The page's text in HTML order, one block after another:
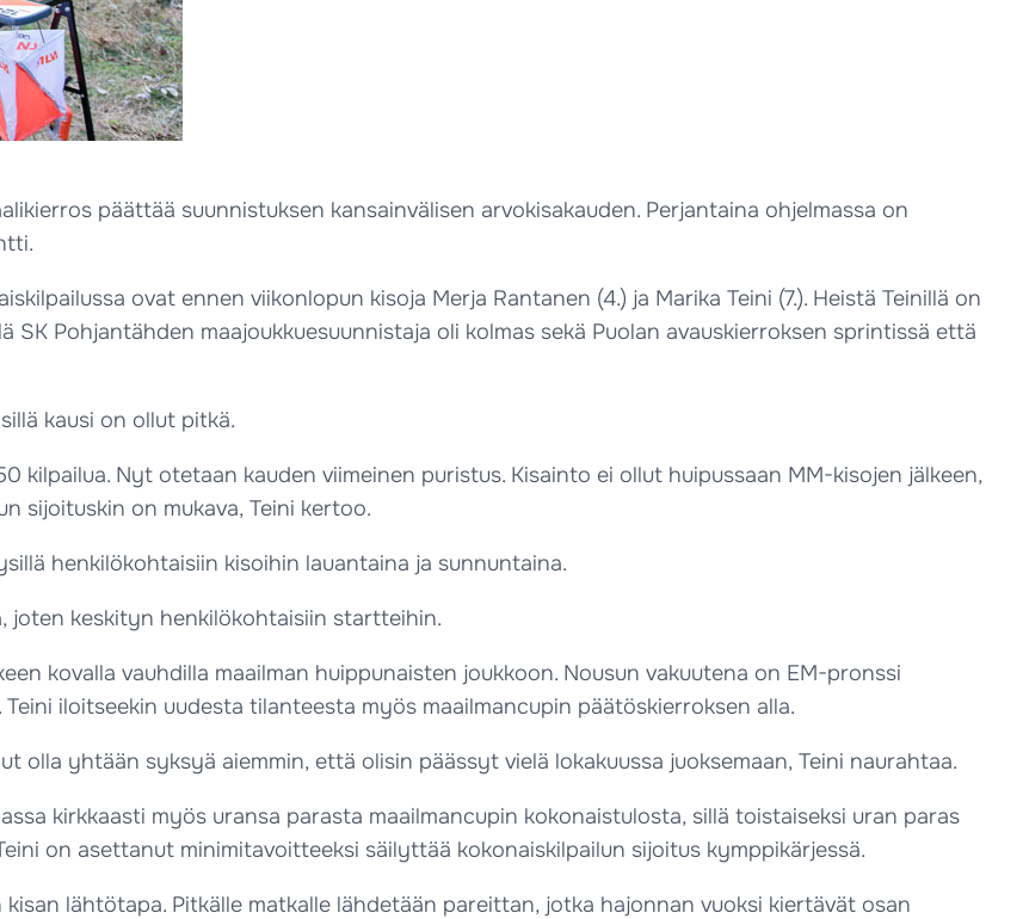
päättää suunnistuksen kansainvälisen arvokisakauden. Perjantaina ohjelmassa on
ovat ennen viikonlopun kisoja Merja Rantanen (4.) ja Marika Teini (7.). Heistä Teinillä on
SK Pohjantähden maajoukkuesuunnistaja oli kolmas sekä Puolan avauskierroksen sprintissä että
kausi on ollut pitkä.
kilpailua. Nyt otetaan kauden viimeinen puristus. Kisainto ei ollut huipussaan MM-kisojen jälkeen,
sijoituskin on mukava, Teini kertoo.
henkilökohtaisiin kisoihin lauantaina ja sunnuntaina.
joten keskityn henkilökohtaisiin startteihin.
kovalla vauhdilla maailman huippunaisten joukkoon. Nousun vakuutena on EM-pronssi
iloitseekin uudesta tilanteesta myös maailmancupin päätöskierroksen alla.
olla yhtään syksyä aiemmin, että olisin päässyt vielä lokakuussa juoksemaan, Teini naurahtaa.
kirkkaasti myös uransa parasta maailmancupin kokonaistulosta, sillä toistaiseksi uran paras
on asettanut minimitavoitteeksi säilyttää kokonaiskilpailun sijoitus kymppikärjessä.
lähtötapa. Pitkälle matkalle lähdetään pareittan, jotka hajonnan vuoksi kiertävät osan